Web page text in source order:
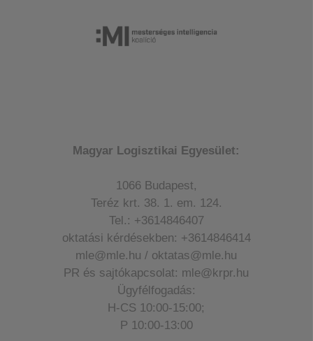
Magyar Logisztikai Egyesület:
1066 Budapest,
Teréz krt. 38. 1. em. 124.
Tel.: +3614846407
oktatási kérdésekben: +3614846414
mle@mle.hu / oktatas@mle.hu
PR és sajtókapcsolat: mle@krpr.hu
Ügyfélfogadás:
H-CS 10:00-15:00;
P 10:00-13:00